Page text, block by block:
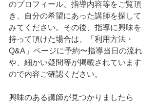
のプロフィール、指導内容等をご覧頂
き、自分の希望にあった講師を探して
みてください。その後、指導に興味を
持って頂けた場合は、「利用方法・
Q&A」ページに予約〜指導当日の流れ
や、細かい疑問等が掲載されています
ので内容ご確認ください。
興味のある講師が見つかりましたら